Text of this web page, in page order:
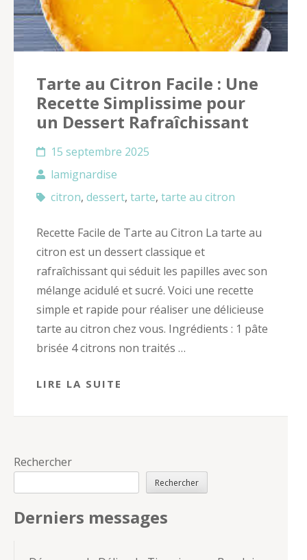
Tarte au Citron Facile : Une
Recette Simplissime pour
un Dessert Rafraîchissant
15 septembre 2025
lamignardise
citron, dessert, tarte, tarte au citron
Recette Facile de Tarte au Citron La tarte au
citron est un dessert classique et
rafraîchissant qui séduit les papilles avec son
mélange acidulé et sucré. Voici une recette
simple et rapide pour réaliser une délicieuse
tarte au citron chez vous. Ingrédients : 1 pâte
brisée 4 citrons non traités …
LIRE LA SUITE
Rechercher
Rechercher
Derniers messages